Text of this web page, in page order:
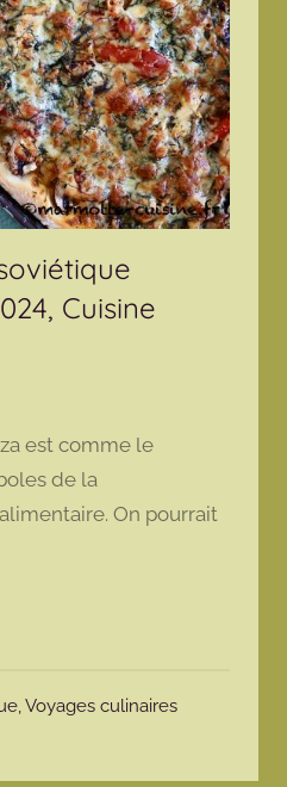
Cuisine
est comme le
de la
On pourrait
,Voyages culinaires